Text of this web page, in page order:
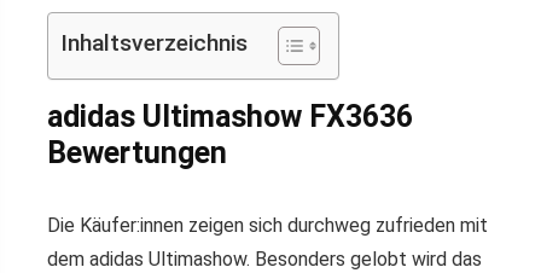
Inhaltsverzeichnis
adidas Ultimashow FX3636
Bewertungen
Die Käufer:innen zeigen sich durchweg zufrieden mit
dem adidas Ultimashow. Besonders gelobt wird das